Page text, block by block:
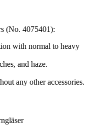
(No. 4075401):
with normal to heavy
and haze.
any other accessories.